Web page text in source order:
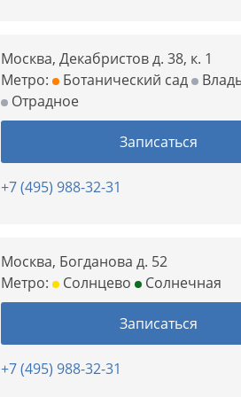
Москва, Декабристов д. 38, к. 1
Метро:
Ботанический сад
Отрадное
Записаться
+7 (495) 988-32-31
Москва, Богданова д. 52
Метро:
Солнцево Солнечная
Записаться
+7 (495) 988-32-31